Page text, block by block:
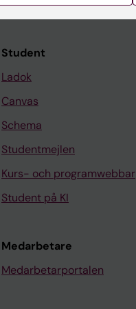
Student
Ladok
Canvas
Schema
Studentmejlen
Kurs- och programwebbar
Student på KI
Medarbetare
Medarbetarportalen